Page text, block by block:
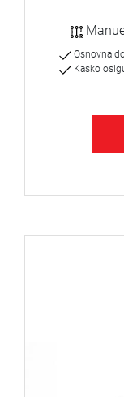
Osnovna
Kasko